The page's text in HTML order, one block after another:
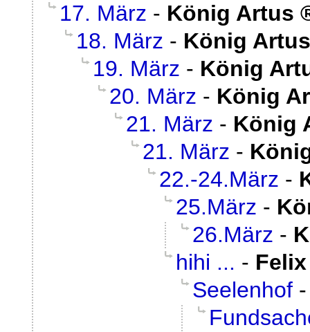
17. März - König Artus
18. März - König Artus
19. März - König
20. März - König
21. März - König
21. März -
22.-24.März -
25.März -
26.März -
hihi ... - Felix
Seelenhof